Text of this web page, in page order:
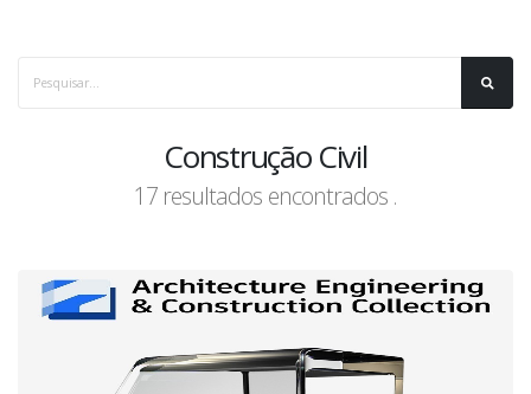
Construção Civil
17 resultados encontrados .